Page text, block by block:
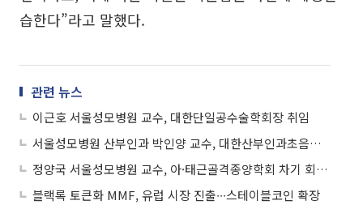
습한다”라고 말했다.
관련 뉴스
이근호 서울성모병원 교수, 대한단일공수술학회장 취임
서울성모병원 산부인과 박인양 교수, 대한산부인과초음파학회장 취임
정양국 서울성모병원 교수, 아·태근골격종양학회 차기 회장 선출
블랙록 토큰화 MMF, 유럽 시장 진출∙∙∙스테이블코인 확장